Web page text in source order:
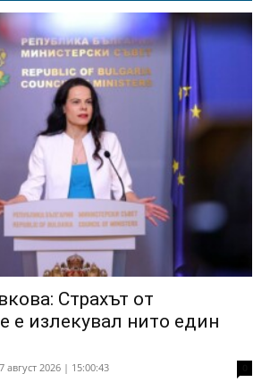
Страхът от
е излекувал нито един
август 2026 | 15:00:43